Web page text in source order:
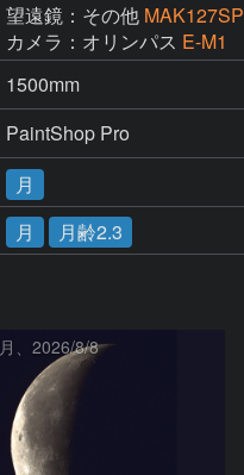
望遠鏡：その他 MAK127SP
カメラ：オリンパス E-M1
1500mm
PaintShop Pro
月
月 月齢2.3
月、2026/8/8